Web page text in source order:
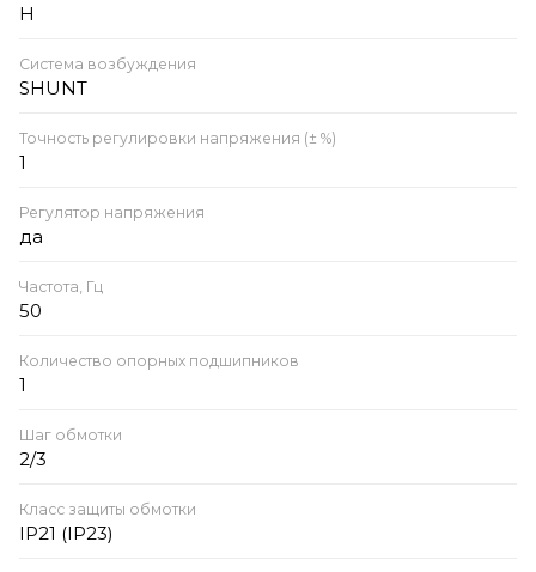
Н
Система возбуждения
SHUNT
Точность регулировки напряжения (± %)
1
Регулятор напряжения
да
Частота, Гц
50
Количество опорных подшипников
1
Шаг обмотки
2/3
Класс защиты обмотки
IP21 (IP23)